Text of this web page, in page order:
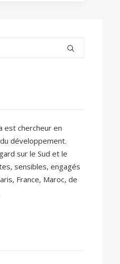
est chercheur en
développement.
sur le Sud et le
sensibles, engagés
France, Maroc, de